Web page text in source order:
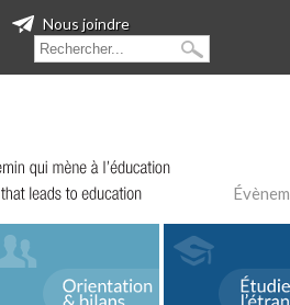
Nous joindre